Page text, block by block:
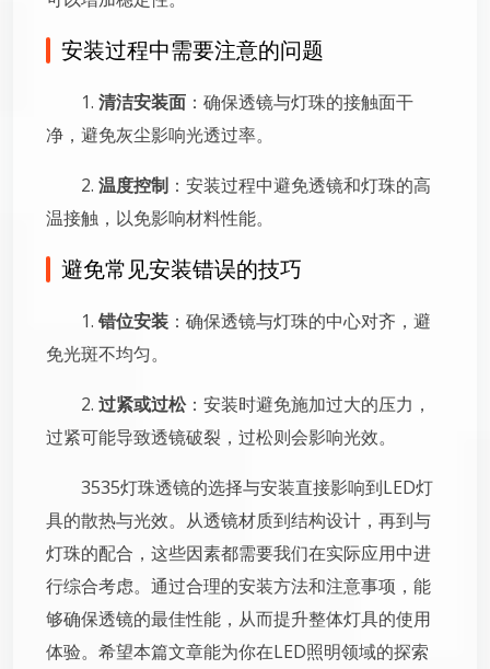
安装过程中需要注意的问题
1. 清洁安装面 ：确保透镜与灯珠的接触面干
净，避免灰尘影响光透过率。
2. 温度控制 ：安装过程中避免透镜和灯珠的高
温接触，以免影响材料性能。
避免常见安装错误的技巧
1. 错位安装 ：确保透镜与灯珠的中心对齐，避
免光斑不均匀。
2. 过紧或过松：安装时避免施加过大的压力，
过紧可能导致透镜破裂，过松则会影响光效。
3535灯珠透镜的选择与安装直接影响到LED灯
具的散热与光效。从透镜材质到结构设计，再到与
灯珠的配合，这些因素都需要我们在实际应用中进
行综合考虑。通过合理的安装方法和注意事项，能
够确保透镜的最佳性能，从而提升整体灯具的使用
体验。希望本篇文章能为你在LED照明领域的探索